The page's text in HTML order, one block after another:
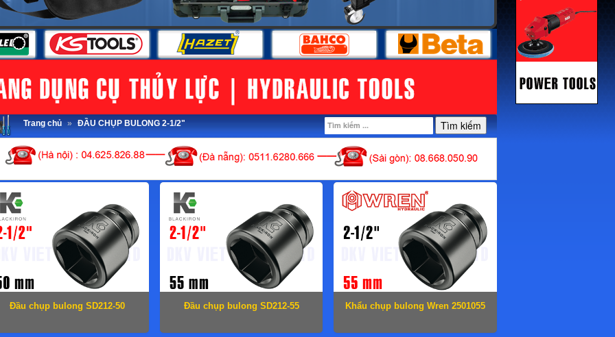
Trang chủ » ĐẦU CHỤP BULONG 2-1/2" Tìm kiếm
Đầu chụp bulong SD212-50 Đầu chụp bulong SD212-55 Khẩu chụp bulong Wren 2501055